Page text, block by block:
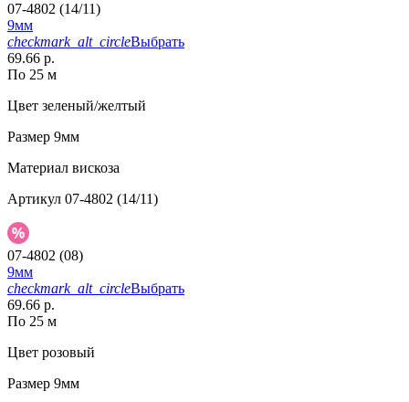
07-4802 (14/11)
9мм
checkmark_alt_circleВыбрать
69.66 р.
По 25 м
Цвет зеленый/желтый
Размер 9мм
Материал вискоза
Артикул 07-4802 (14/11)
07-4802 (08)
9мм
checkmark_alt_circleВыбрать
69.66 р.
По 25 м
Цвет розовый
Размер 9мм